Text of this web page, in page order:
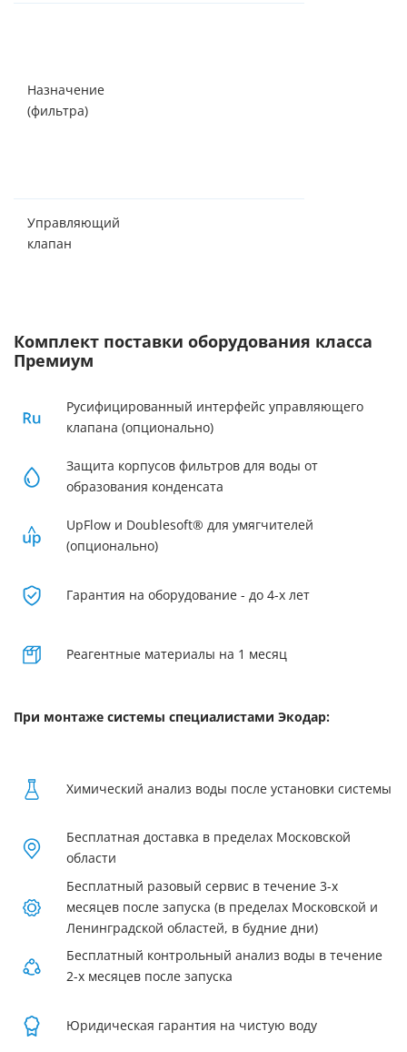
Назначение
(фильтра)
Управляющий
клапан
Комплект поставки оборудования класса
Премиум
Русифицированный интерфейс управляющего
клапана (опционально)
Защита корпусов фильтров для воды от
образования конденсата
UpFlow и Doublesoft® для умягчителей
(опционально)
Гарантия на оборудование - до 4-х лет
Реагентные материалы на 1 месяц
При монтаже системы специалистами Экодар:
Химический анализ воды после установки системы
Бесплатная доставка в пределах Московской
области
Бесплатный разовый сервис в течение 3-х
месяцев после запуска (в пределах Московской и
Ленинградской областей, в будние дни)
Бесплатный контрольный анализ воды в течение
2-х месяцев после запуска
Юридическая гарантия на чистую воду